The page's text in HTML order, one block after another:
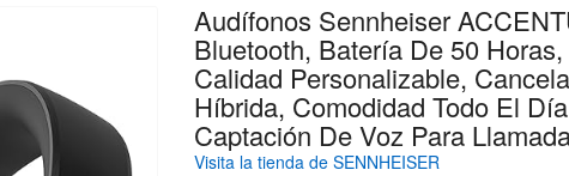
Audífonos Sennheiser
Bluetooth, Batería De 50
Calidad Personalizable,
Híbrida, Comodidad Todo El
Captación De Voz Para
Visita la tienda de SENNHEISER